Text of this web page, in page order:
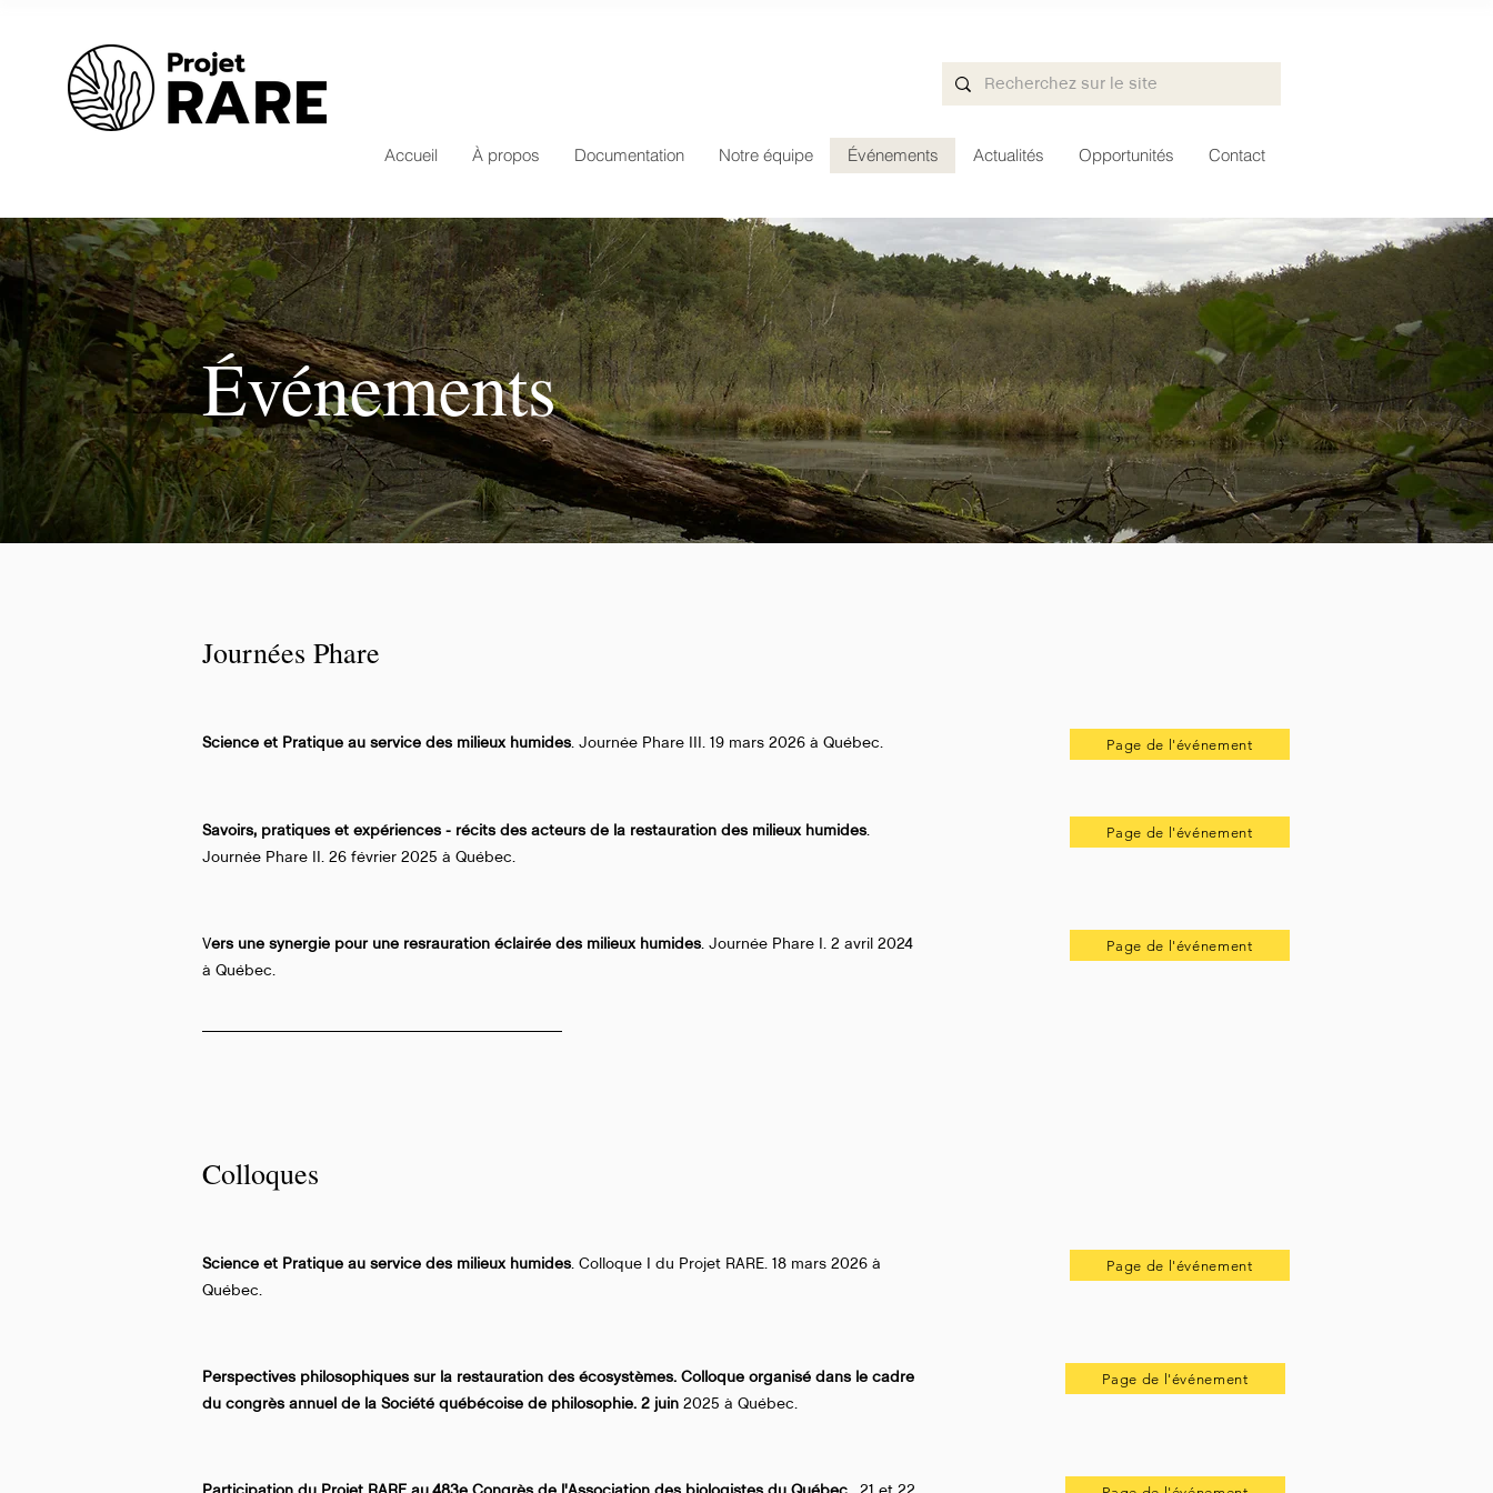
Accueil À propos Documentation Notre équipe Événements Actualités Opportunités Contact
Événements
Journées Phare
Science et Pratique au service des milieux humides. Journée Phare III. 19 mars 2026 à Québec.
Savoirs, pratiques et expériences - récits des acteurs de la restauration des milieux humides.
Journée Phare II. 26 février 2025 à Québec.
Vers une synergie pour une resrauration éclairée des milieux humides. Journée Phare I. 2 avril 2024
à Québec.
Page de l'événement
Page de l'événement
Page de l'événement
Colloques
Science et Pratique au service des milieux humides. Colloque I du Projet RARE. 18 mars 2026 à
Québec.
Perspectives philosophiques sur la restauration des écosystèmes. Colloque organisé dans le cadre
du congrès annuel de la Société québécoise de philosophie. 2 juin 2025 à Québec.
Page de l'événement
Page de l'événement